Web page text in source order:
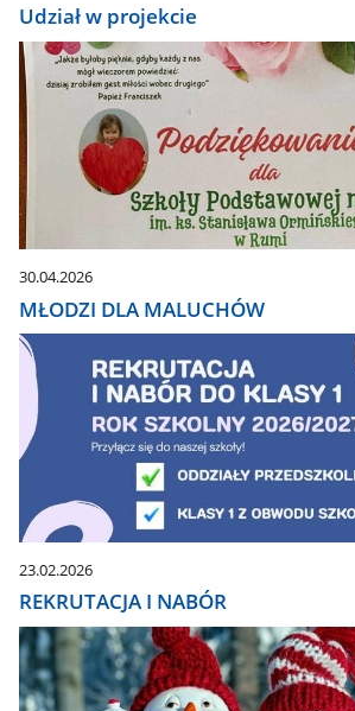
Udział w projekcie
30.04.2026
MŁODZI DLA MALUCHÓW
23.02.2026
REKRUTACJA I NABÓR